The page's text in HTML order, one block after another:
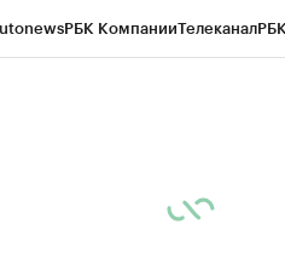
РБК КомпанииТелеканал